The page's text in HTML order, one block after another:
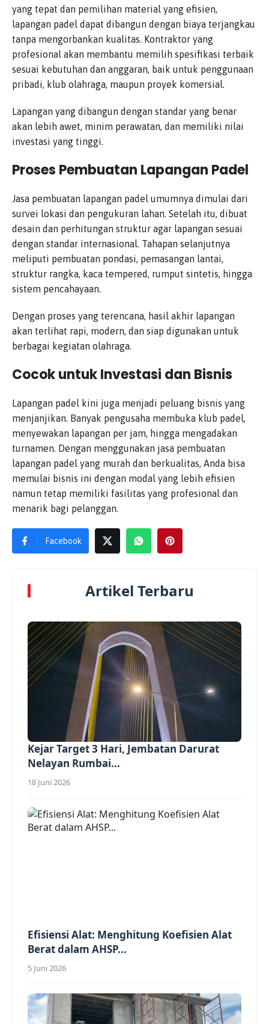
yang tepat dan pemilihan material yang efisien,
lapangan padel dapat dibangun dengan biaya terjangkau
tanpa mengorbankan kualitas. Kontraktor yang
profesional akan membantu memilih spesifikasi terbaik
sesuai kebutuhan dan anggaran, baik untuk penggunaan
pribadi, klub olahraga, maupun proyek komersial.
Lapangan yang dibangun dengan standar yang benar
akan lebih awet, minim perawatan, dan memiliki nilai
investasi yang tinggi.
Proses Pembuatan Lapangan Padel
Jasa pembuatan lapangan padel umumnya dimulai dari
survei lokasi dan pengukuran lahan. Setelah itu, dibuat
desain dan perhitungan struktur agar lapangan sesuai
dengan standar internasional. Tahapan selanjutnya
meliputi pembuatan pondasi, pemasangan lantai,
struktur rangka, kaca tempered, rumput sintetis, hingga
sistem pencahayaan.
Dengan proses yang terencana, hasil akhir lapangan
akan terlihat rapi, modern, dan siap digunakan untuk
berbagai kegiatan olahraga.
Cocok untuk Investasi dan Bisnis
Lapangan padel kini juga menjadi peluang bisnis yang
menjanjikan. Banyak pengusaha membuka klub padel,
menyewakan lapangan per jam, hingga mengadakan
turnamen. Dengan menggunakan jasa pembuatan
lapangan padel yang murah dan berkualitas, Anda bisa
memulai bisnis ini dengan modal yang lebih efisien
namun tetap memiliki fasilitas yang profesional dan
menarik bagi pelanggan.
Facebook
Artikel Terbaru
Kejar Target 3 Hari, Jembatan Darurat
Nelayan Rumbai...
18 Juni 2026
Efisiensi Alat: Menghitung Koefisien Alat
Berat dalam AHSP...
5 Juni 2026